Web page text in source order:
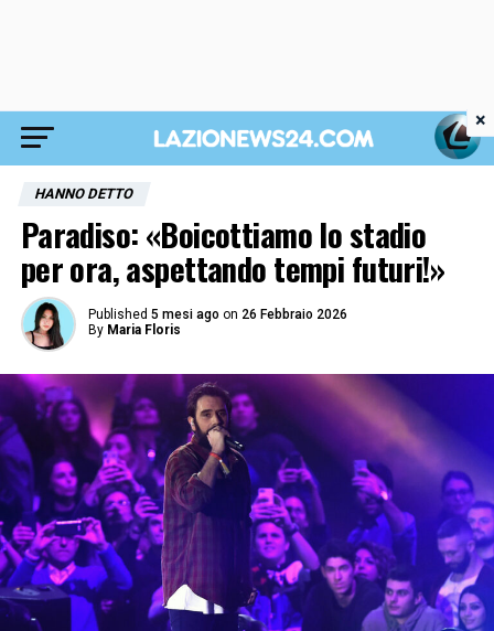
HANNO DETTO
Paradiso: «Boicottiamo lo stadio
per ora, aspettando tempi futuri!»
Published 5 mesi ago on 26 Febbraio 2026
By Maria Floris
×